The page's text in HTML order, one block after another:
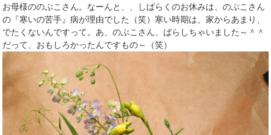
お母様ののぶこさん。なーんと、、しばらくのお休みは、のぶこさん
の『寒いの苦手』病が理由でした（笑）寒い時期は、家からあまり、
でたくないんですって。あ、のぶこさん、ばらしちゃいました～＾＾
だって、おもしろかったんですもの～（笑）